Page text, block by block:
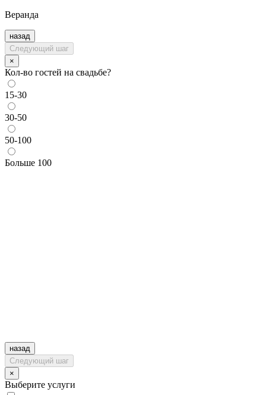
Веранда
назад
Следующий шаг
×
Кол-во гостей на свадьбе?
15-30
30-50
50-100
Больше 100
назад
Следующий шаг
×
Выберите услуги